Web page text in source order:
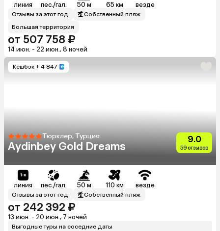
линия пес./гал. 50 м 65 км везде
Отзывы за этот год
Собственный пляж
Большая территория
от 507 758 ₽
14 июн. - 22 июн., 8 ночей
Кешбэк + 4 847
Тюрклер, Турция
Aydinbey Gold Dreams
9.0
59 отзывов
линия пес./гал. 50 м 110 км везде
Отзывы за этот год Собственный пляж
от 242 392 ₽
13 июн. - 20 июн., 7 ночей
Выгодные туры на соседние даты